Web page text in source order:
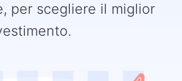
per scegliere il miglior